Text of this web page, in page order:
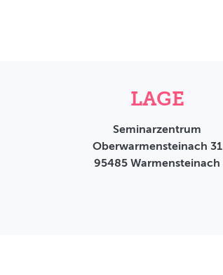
LAGE
Seminarzentrum
Oberwarmensteinach 31
95485 Warmensteinach